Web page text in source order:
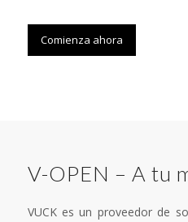
Comienza ahora
V-OPEN – A tu
VUCK es un proveedor de